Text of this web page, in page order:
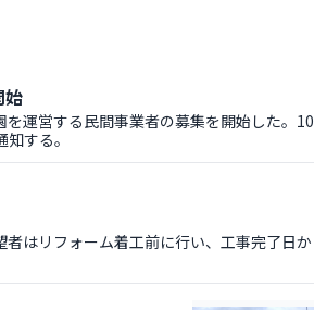
運営する民間事業者の募集を開始した。10
する。
はリフォーム着工前に行い、工事完了日か